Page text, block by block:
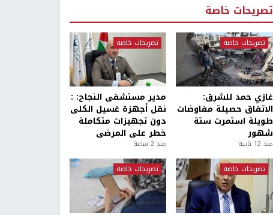
تصريحات خاصة
تصريحات خاصة
غازي حمد للشرق:
الاتفاق حصيلة مفاوضات
طويلة استمرت ستة
شهور
منذ 12 ثانية
تصريحات خاصة
مدير مستشفى النجاح: :
نقل أجهزة غسيل الكلى
دون تجهيزات متكاملة
خطر على المرضى
منذ 2 ساعة
تصريحات خاصة تصريحات خاصة